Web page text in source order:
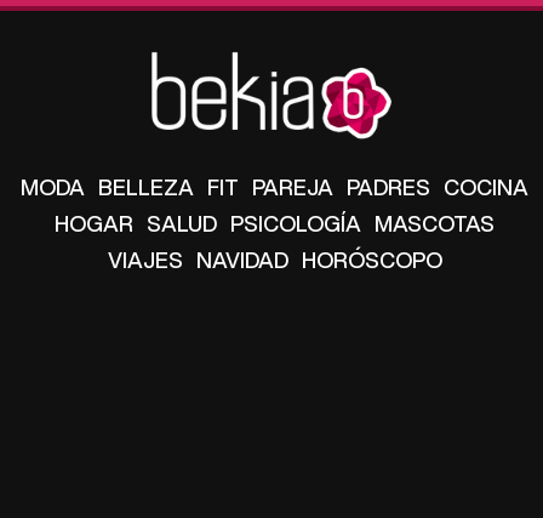
MODA BELLEZA FIT PAREJA PADRES COCINA
HOGAR SALUD PSICOLOGÍA MASCOTAS
VIAJES NAVIDAD HORÓSCOPO